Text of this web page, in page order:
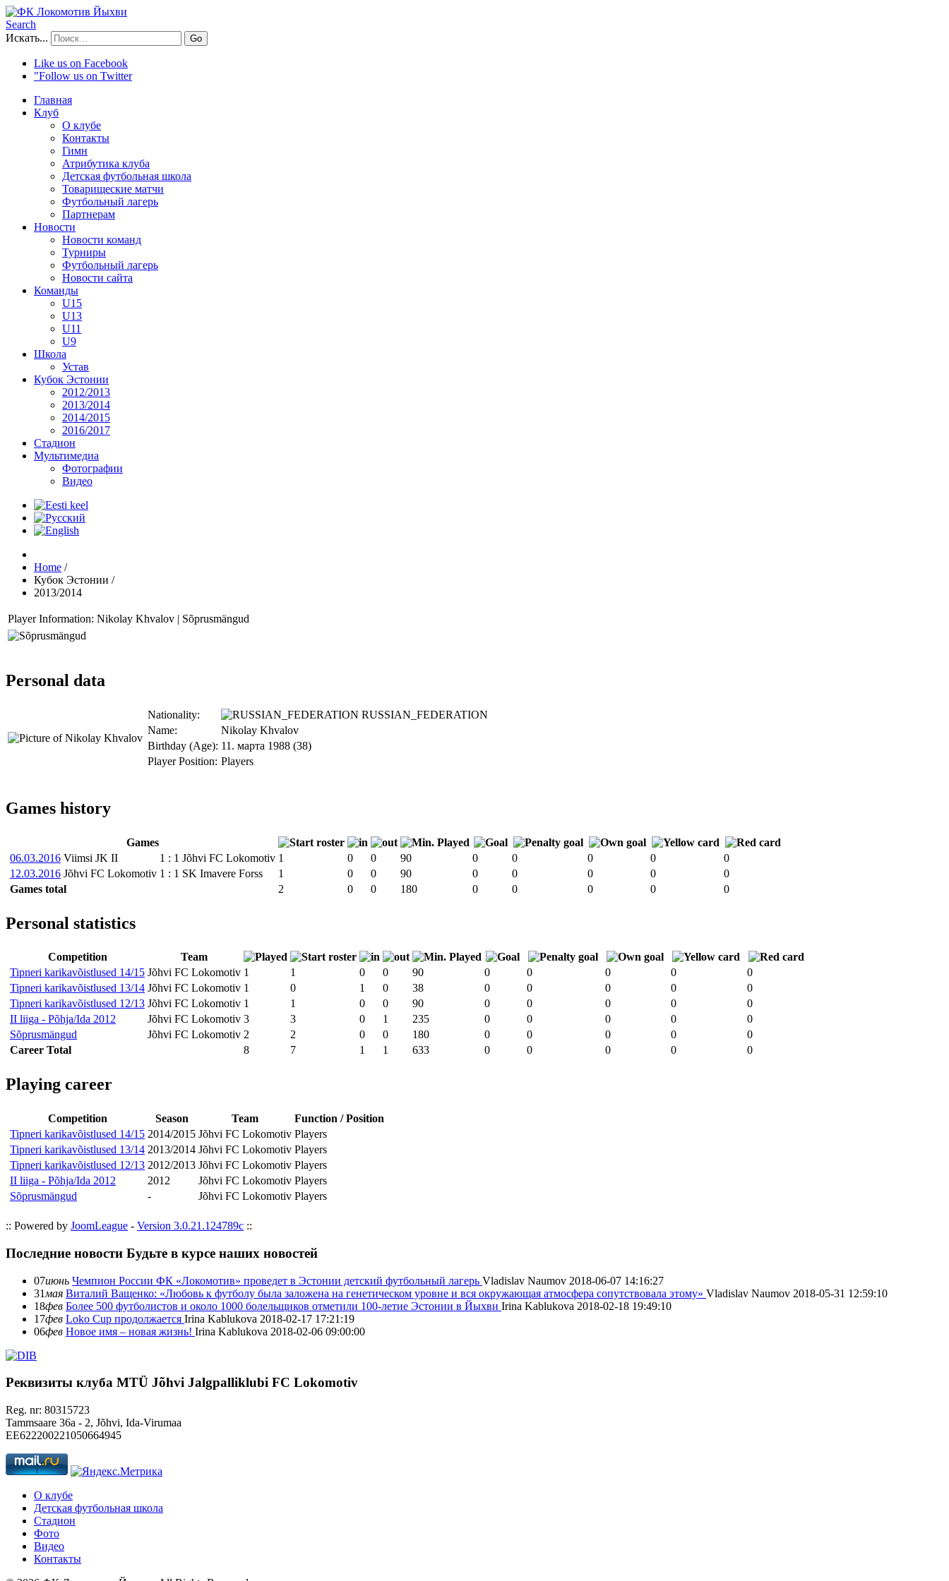
Search
Искать...
Go
Like us on Facebook
"Follow us on Twitter
Главная
Клуб
О клубе
Контакты
Гимн
Атрибутика клуба
Детская футбольная школа
Товарищеские матчи
Футбольный лагерь
Партнерам
Новости
Новости команд
Турниры
Футбольный лагерь
Новости сайта
Команды
U15
U13
U11
U9
Школа
Устав
Кубок Эстонии
2012/2013
2013/2014
2014/2015
2016/2017
Стадион
Мультимедиа
Фотографии
Видео
Home /
Кубок Эстонии /
2013/2014
Player Information: Nikolay Khvalov | Sõprusmängud
Personal data
Nationality:
RUSSIAN_FEDERATION
Name:
Nikolay Khvalov
Birthday (Age): 11. марта 1988 (38)
Player Position: Players
Games history
Games
06.03.2016 Viimsi JK II 1 : 1 Jõhvi FC Lokomotiv 1 0 0 90 0 0 0 0
0
12.03.2016 Jõhvi FC Lokomotiv 1 : 1 SK Imavere Forss 1 0 0 90 0 0 0 0
0
Games total
2 0 0 180 0 0 0 0 0
Personal statistics
Competition
Team
Tipneri karikavõistlused 14/15 Jõhvi FC Lokomotiv 1 1 0 0 90 0 0 0 0
0
Tipneri karikavõistlused 13/14 Jõhvi FC Lokomotiv 1 0 1 0 38 0 0 0 0
0
Tipneri karikavõistlused 12/13 Jõhvi FC Lokomotiv 1 1 0 0 90 0 0 0 0
0
II liiga - Põhja/Ida 2012
Jõhvi FC Lokomotiv 3 3 0 1 235 0 0 0 0
0
Sõprusmängud
Jõhvi FC Lokomotiv 2 2 0 0 180 0 0 0 0
0
Career Total
8 7 1 1 633 0 0 0 0 0
Playing career
Competition Season Team
Function / Position
Tipneri karikavõistlused 14/15 2014/2015 Jõhvi FC Lokomotiv Players
Tipneri karikavõistlused 13/14 2013/2014 Jõhvi FC Lokomotiv Players
Tipneri karikavõistlused 12/13 2012/2013 Jõhvi FC Lokomotiv Players
II liiga - Põhja/Ida 2012
2012 Jõhvi FC Lokomotiv Players
Sõprusmängud
- Jõhvi FC Lokomotiv Players
:: Powered by JoomLeague - Version 3.0.21.124789c ::
Последние новости Будьте в курсе наших новостей
07июнь Чемпион России ФК «Локомотив» проведет в Эстонии детский футбольный лагерь Vladislav Naumov 2018-06-07 14:16:27
31 мая Виталий Ващенко: «Любовь к футболу была заложена на генетическом уровне и вся окружающая атмосфера сопутствовала этому» Vladislav Naumov 2018-05-31 12:59:10
18фев Более 500 футболистов и около 1000 болельщиков отметили 100-летие Эстонии в Йыхви Irina Kablukova 2018-02-18 19:49:10
17фев Loko Cup продолжается Irina Kablukova 2018-02-17 17:21:19
06фев Новое имя – новая жизнь! Irina Kablukova 2018-02-06 09:00:00
Реквизиты клуба MTÜ Jõhvi Jalgpalliklubi FC Lokomotiv
Reg. nr: 80315723
Tammsaare 36a - 2, Jõhvi, Ida-Virumaa
EE622200221050664945
О клубе
Детская футбольная школа
Стадион
Фото
Видео
Контакты